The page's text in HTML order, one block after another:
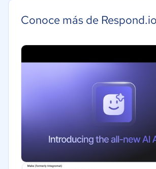
Hotelería / Viajes
Seguros
Software / TI
Conoce más de Respond.io